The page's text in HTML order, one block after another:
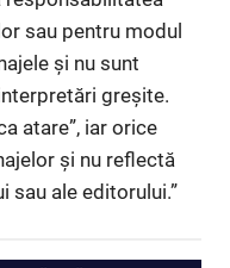
sau pentru modul
și nu sunt
greșite.
atare”, iar orice
și nu reflectă
sau ale editorului.”